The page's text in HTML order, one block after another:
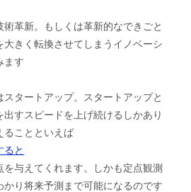
革新。もしくは革新的なできごと
大きく転換させてしまうイノベーシ
ます
タートアップ。スタートアップと
すスピードを上げ続けるしかあり
ることといえば
ると
与えてくれます。しかも定点観測
り将来予測まで可能になるのです